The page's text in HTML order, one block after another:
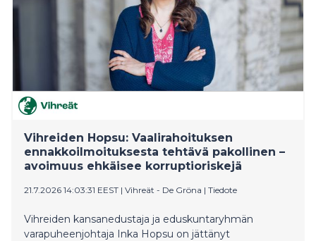
Vihreiden Hopsu: Vaalirahoituksen
ennakkoilmoituksesta tehtävä pakollinen –
avoimuus ehkäisee korruptioriskejä
21.7.2026 14:03:31 EEST | Vihreät - De Gröna | Tiedote
Vihreiden kansanedustaja ja eduskuntaryhmän
varapuheenjohtaja Inka Hopsu on jättänyt